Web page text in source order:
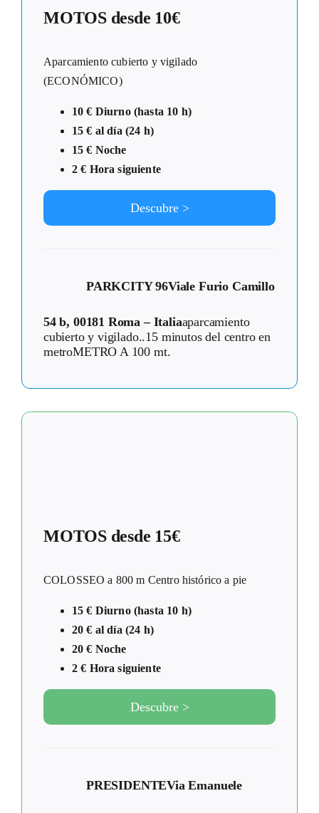
MOTOS desde 10€
Aparcamiento cubierto y vigilado
(ECONÓMICO)
10 € Diurno (hasta 10 h)
15 € al día (24 h)
15 € Noche
2 € Hora siguiente
Descubre >
PARKCITY 96Viale Furio Camillo
54 b, 00181 Roma – Italiaaparcamiento
cubierto y vigilado..15 minutos del centro en
metroMETRO A 100 mt.
MOTOS desde 15€
COLOSSEO a 800 m Centro histórico a pie
15 € Diurno (hasta 10 h)
20 € al día (24 h)
20 € Noche
2 € Hora siguiente
Descubre >
PRESIDENTEVia Emanuele